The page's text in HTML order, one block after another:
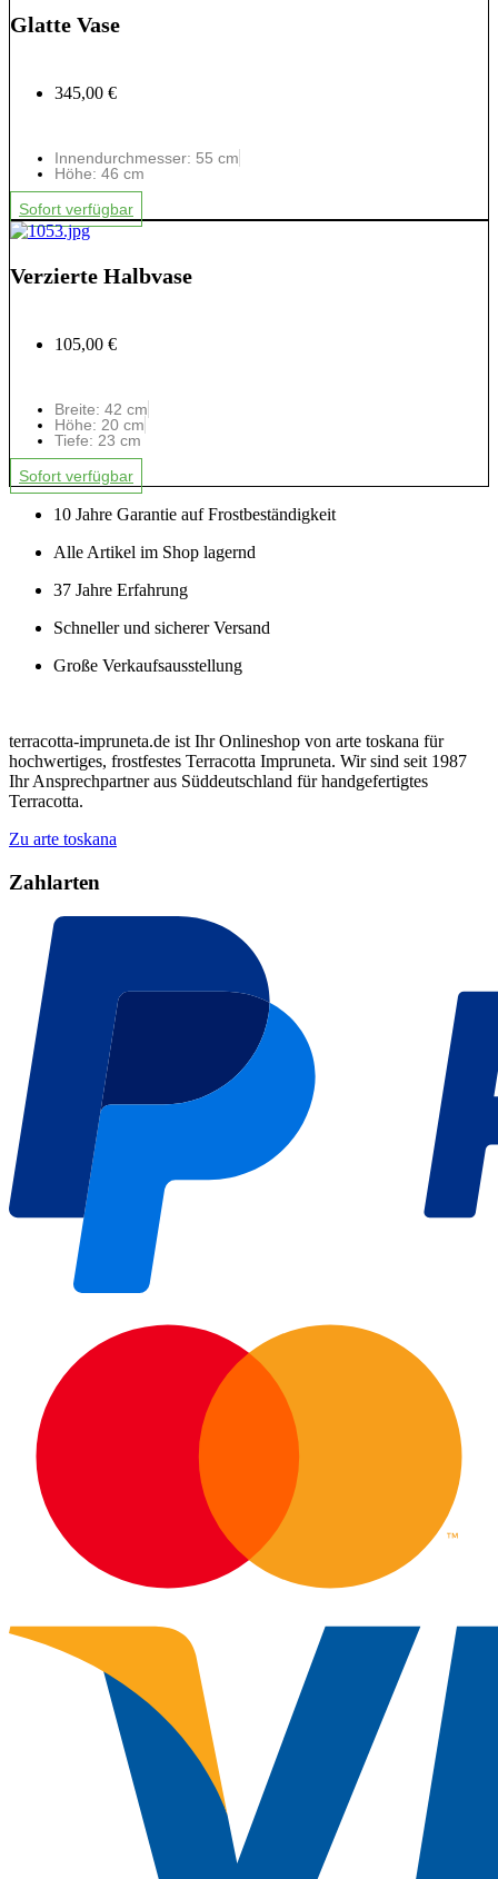
Glatte Vase
345,00 €
Innendurchmesser: 55 cm
Höhe: 46 cm
Sofort verfügbar
Verzierte Halbvase
105,00 €
Breite: 42 cm
Höhe: 20 cm
Tiefe: 23 cm
Sofort verfügbar
10 Jahre Garantie auf Frostbeständigkeit
Alle Artikel im Shop lagernd
37 Jahre Erfahrung
Schneller und sicherer Versand
Große Verkaufsausstellung
terracotta-impruneta.de ist Ihr Onlineshop von arte toskana für
hochwertiges, frostfestes Terracotta Impruneta. Wir sind seit 1987
Ihr Ansprechpartner aus Süddeutschland für handgefertigtes
Terracotta.
Zu arte toskana
Zahlarten